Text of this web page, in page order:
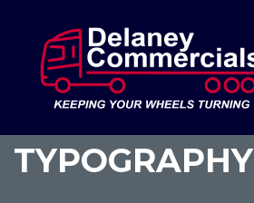
TYPOGRAPHY